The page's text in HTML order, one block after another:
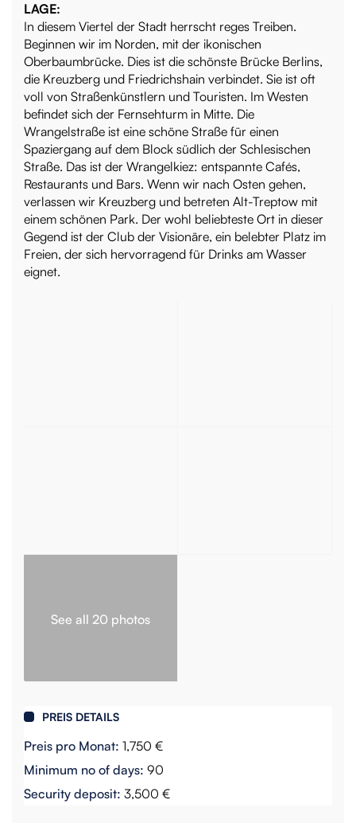
LAGE:
In diesem Viertel der Stadt herrscht reges Treiben.
Beginnen wir im Norden, mit der ikonischen
Oberbaumbrücke. Dies ist die schönste Brücke Berlins,
die Kreuzberg und Friedrichshain verbindet. Sie ist oft
voll von Straßenkünstlern und Touristen. Im Westen
befindet sich der Fernsehturm in Mitte. Die
Wrangelstraße ist eine schöne Straße für einen
Spaziergang auf dem Block südlich der Schlesischen
Straße. Das ist der Wrangelkiez: entspannte Cafés,
Restaurants und Bars. Wenn wir nach Osten gehen,
verlassen wir Kreuzberg und betreten Alt-Treptow mit
einem schönen Park. Der wohl beliebteste Ort in dieser
Gegend ist der Club der Visionäre, ein belebter Platz im
Freien, der sich hervorragend für Drinks am Wasser
eignet.
See all 20 photos
PREIS DETAILS
Preis pro Monat: 1,750 €
Minimum no of days: 90
Security deposit: 3,500 €